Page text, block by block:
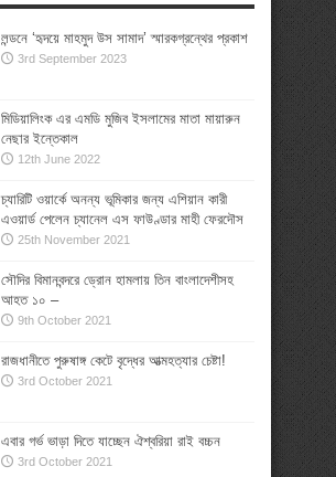
লন্ডনে ‘হৃদয়ে মাহমুদ উস সামাদ’ স্মারকগ্রন্থের প্রকাশ
3rd September 2023
মিডিয়ালিংক এর এমডি মুজিব ইসলামের মাতা মায়ারুন
নেছার ইন্তেকাল
12th June 2022
চ্যারিটি ওয়ার্কে অনন্য ভূমিকার জন্য এশিয়ান কারী
এওয়ার্ড পেলেন চ্যানেল এস ফাউণ্ডার মাহী ফেরদৌস
25th November 2021
সৌদির বিমানবন্দরে ড্রোন হামলায় তিন বাংলাদেশীসহ
আহত ১০ –
9th October 2021
রাজধানীতে পুরুষাঙ্গ কেটে বৃদ্ধের আত্মহত্যার চেষ্টা!
3rd October 2021
এবার গর্ভ ভাড়া দিতে যাচ্ছেন ঐশ্বরিয়া রাই বচ্চন
3rd October 2021